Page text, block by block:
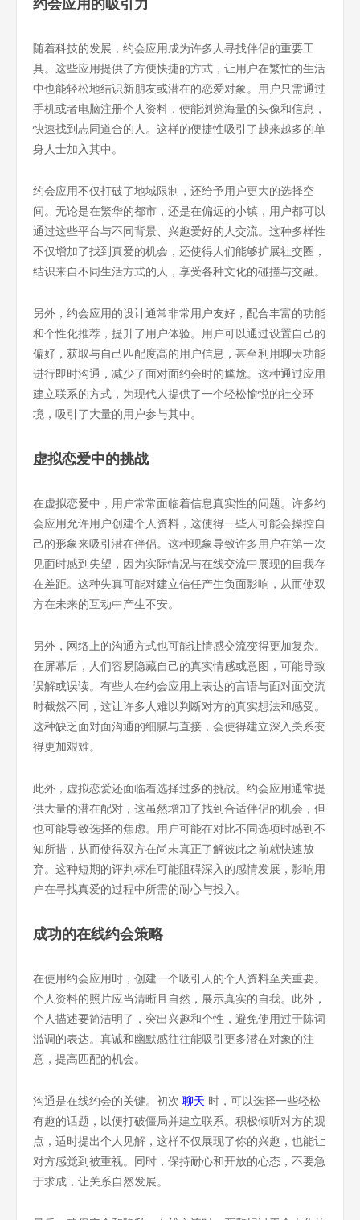
随着科技的发展，约会应用成为许多人寻找伴侣的重要工
具。这些应用提供了方便快捷的方式，让用户在繁忙的生活
中也能轻松地结识新朋友或潜在的恋爱对象。用户只需通过
手机或者电脑注册个人资料，便能浏览海量的头像和信息，
快速找到志同道合的人。这样的便捷性吸引了越来越多的单
身人士加入其中。
约会应用不仅打破了地域限制，还给予用户更大的选择空
间。无论是在繁华的都市，还是在偏远的小镇，用户都可以
通过这些平台与不同背景、兴趣爱好的人交流。这种多样性
不仅增加了找到真爱的机会，还使得人们能够扩展社交圈，
结识来自不同生活方式的人，享受各种文化的碰撞与交融。
另外，约会应用的设计通常非常用户友好，配合丰富的功能
和个性化推荐，提升了用户体验。用户可以通过设置自己的
偏好，获取与自己匹配度高的用户信息，甚至利用聊天功能
进行即时沟通，减少了面对面约会时的尴尬。这种通过应用
建立联系的方式，为现代人提供了一个轻松愉悦的社交环
境，吸引了大量的用户参与其中。
虚拟恋爱中的挑战
在虚拟恋爱中，用户常常面临着信息真实性的问题。许多约
会应用允许用户创建个人资料，这使得一些人可能会操控自
己的形象来吸引潜在伴侣。这种现象导致许多用户在第一次
见面时感到失望，因为实际情况与在线交流中展现的自我存
在差距。这种失真可能对建立信任产生负面影响，从而使双
方在未来的互动中产生不安。
另外，网络上的沟通方式也可能让情感交流变得更加复杂。
在屏幕后，人们容易隐藏自己的真实情感或意图，可能导致
误解或误读。有些人在约会应用上表达的言语与面对面交流
时截然不同，这让许多人难以判断对方的真实想法和感受。
这种缺乏面对面沟通的细腻与直接，会使得建立深入关系变
得更加艰难。
此外，虚拟恋爱还面临着选择过多的挑战。约会应用通常提
供大量的潜在配对，这虽然增加了找到合适伴侣的机会，但
也可能导致选择的焦虑。用户可能在对比不同选项时感到不
知所措，从而使得双方在尚未真正了解彼此之前就快速放
弃。这种短期的评判标准可能阻碍深入的感情发展，影响用
户在寻找真爱的过程中所需的耐心与投入。
成功的在线约会策略
在使用约会应用时，创建一个吸引人的个人资料至关重要。
个人资料的照片应当清晰且自然，展示真实的自我。此外，
个人描述要简洁明了，突出兴趣和个性，避免使用过于陈词
滥调的表达。真诚和幽默感往往能吸引更多潜在对象的注
意，提高匹配的机会。
沟通是在线约会的关键。初次 聊天 时，可以选择一些轻松
有趣的话题，以便打破僵局并建立联系。积极倾听对方的观
点，适时提出个人见解，这样不仅展现了你的兴趣，也能让
对方感觉到被重视。同时，保持耐心和开放的心态，不要急
于求成，让关系自然发展。